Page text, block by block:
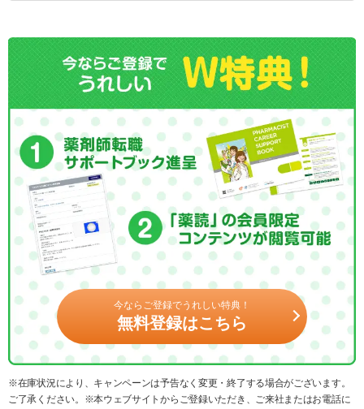
今ならご登録でうれしい特典！
無料登録はこちら
※在庫状況により、キャンペーンは予告なく変更・終了する場合がございます。
ご了承ください。※本ウェブサイトからご登録いただき、ご来社またはお電話に